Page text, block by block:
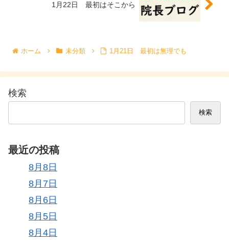
1月22日 最初はそこから
ホーム 未分類 1月21日 最初は無理でも
検索
検索
最近の投稿
8月8日
8月7日
8月6日
8月5日
8月4日